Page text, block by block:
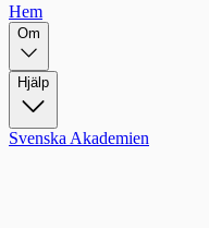
Hem
Om
Hjälp
Svenska Akademien